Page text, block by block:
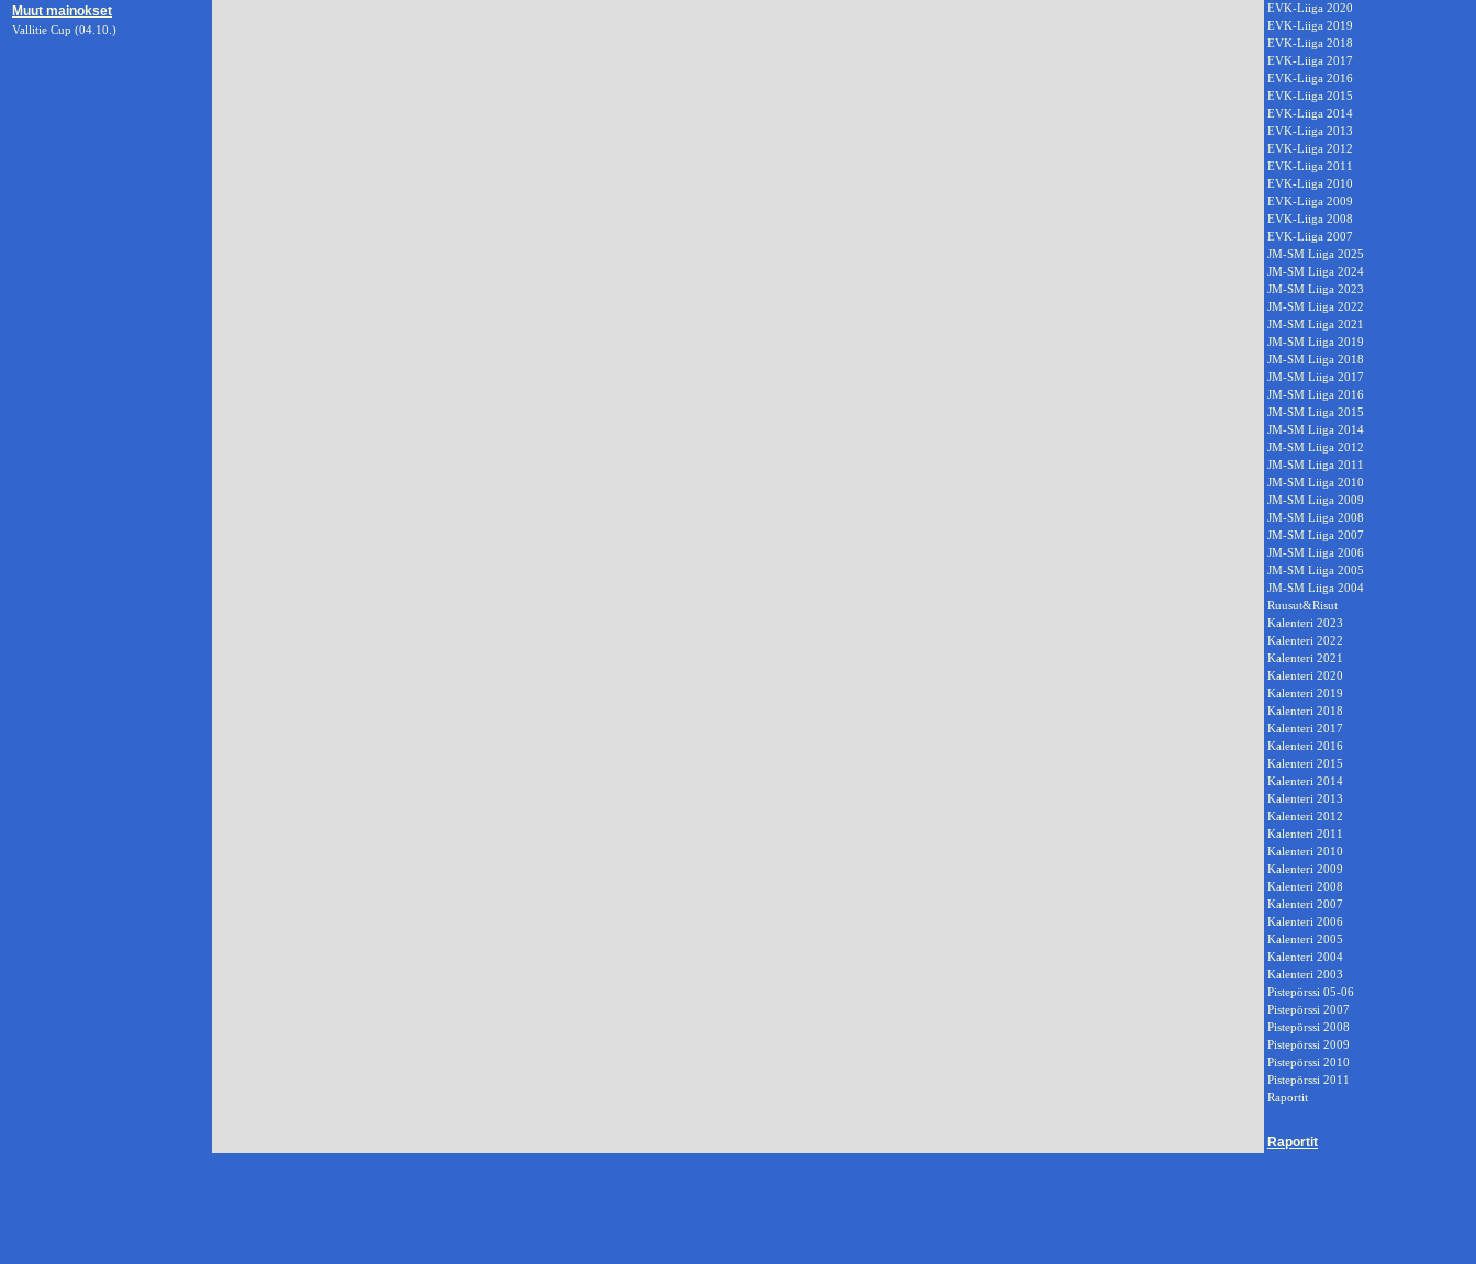
Muut mainokset
Vallitie Cup (04.10.)
EVK-Liiga 2020
EVK-Liiga 2019
EVK-Liiga 2018
EVK-Liiga 2017
EVK-Liiga 2016
EVK-Liiga 2015
EVK-Liiga 2014
EVK-Liiga 2013
EVK-Liiga 2012
EVK-Liiga 2011
EVK-Liiga 2010
EVK-Liiga 2009
EVK-Liiga 2008
EVK-Liiga 2007
JM-SM Liiga 2025
JM-SM Liiga 2024
JM-SM Liiga 2023
JM-SM Liiga 2022
JM-SM Liiga 2021
JM-SM Liiga 2019
JM-SM Liiga 2018
JM-SM Liiga 2017
JM-SM Liiga 2016
JM-SM Liiga 2015
JM-SM Liiga 2014
JM-SM Liiga 2012
JM-SM Liiga 2011
JM-SM Liiga 2010
JM-SM Liiga 2009
JM-SM Liiga 2008
JM-SM Liiga 2007
JM-SM Liiga 2006
JM-SM Liiga 2005
JM-SM Liiga 2004
Ruusut&Risut
Kalenteri 2023
Kalenteri 2022
Kalenteri 2021
Kalenteri 2020
Kalenteri 2019
Kalenteri 2018
Kalenteri 2017
Kalenteri 2016
Kalenteri 2015
Kalenteri 2014
Kalenteri 2013
Kalenteri 2012
Kalenteri 2011
Kalenteri 2010
Kalenteri 2009
Kalenteri 2008
Kalenteri 2007
Kalenteri 2006
Kalenteri 2005
Kalenteri 2004
Kalenteri 2003
Pistepörssi 05-06
Pistepörssi 2007
Pistepörssi 2008
Pistepörssi 2009
Pistepörssi 2010
Pistepörssi 2011
Raportit
Raportit